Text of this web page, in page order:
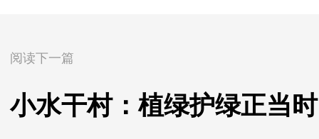
阅读下一篇
小水干村：植绿护绿正当时